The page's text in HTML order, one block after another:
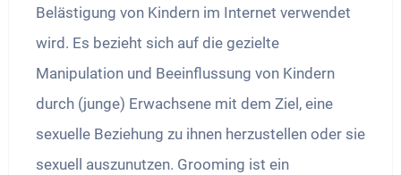
Belästigung von Kindern im Internet verwendet
wird. Es bezieht sich auf die gezielte
Manipulation und Beeinflussung von Kindern
durch (junge) Erwachsene mit dem Ziel, eine
sexuelle Beziehung zu ihnen herzustellen oder sie
sexuell auszunutzen. Grooming ist ein